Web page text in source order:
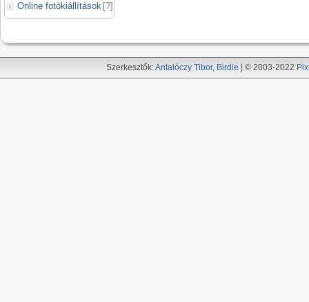
Online fotókiállítások [?]
Szerkesztők:Antalóczy Tibor, Birdie | © 2003-2022